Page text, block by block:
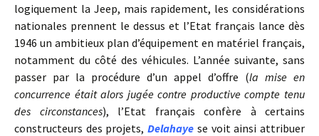
logiquement la Jeep, mais rapidement, les considérations
nationales prennent le dessus et l’Etat français lance dès
1946 un ambitieux plan d’équipement en matériel français,
notamment du côté des véhicules. L’année suivante, sans
passer par la procédure d’un appel d’offre (la mise en
concurrence était alors jugée contre productive compte tenu
des circonstances), l’Etat français confère à certains
constructeurs des projets,Delahaye se voit ainsi attribuer